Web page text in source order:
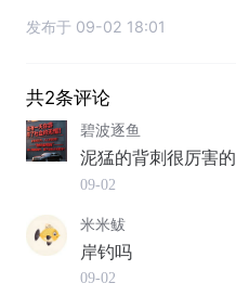
发布于 09-02 18:01
共2条评论
碧波逐鱼
泥猛的背刺很厉害的
09-02
米米鲅
岸钓吗
09-02